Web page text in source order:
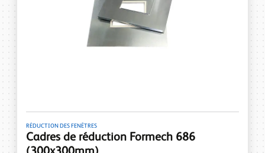
RÉDUCTION DES FENÊTRES
Cadres de réduction Formech 686